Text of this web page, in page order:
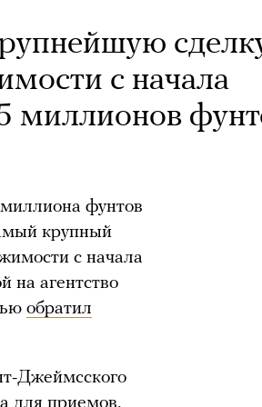
с начала
миллионов
фунтов
крупный
с начала
на агентство
обратил
Джеймсского
для приемов,